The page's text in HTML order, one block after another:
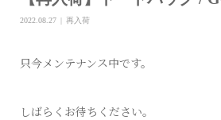
2022.08.27 再入荷
只今メンテナンス中です。
しばらくお待ちください。